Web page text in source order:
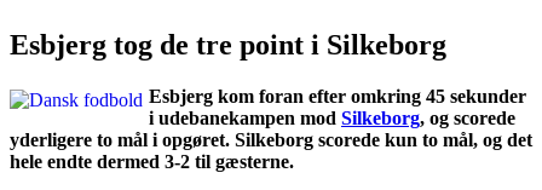
Esbjerg tog de tre point i Silkeborg
Esbjerg kom foran efter omkring 45 sekunder
i udebanekampen mod Silkeborg, og scorede
yderligere to mål i opgøret. Silkeborg scorede kun to mål, og det
hele endte dermed 3-2 til gæsterne.